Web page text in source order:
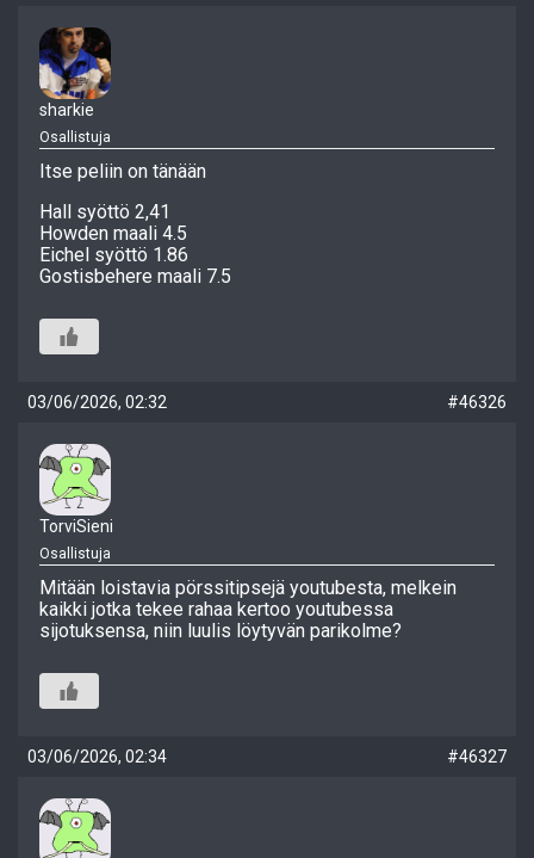
sharkie
Osallistuja
Itse peliin on tänään
Hall syöttö 2,41
Howden maali 4.5
Eichel syöttö 1.86
Gostisbehere maali 7.5
03/06/2026, 02:32 #46326
TorviSieni
Osallistuja
Mitään loistavia pörssitipsejä youtubesta, melkein
kaikki jotka tekee rahaa kertoo youtubessa
sijotuksensa, niin luulis löytyvän parikolme?
03/06/2026, 02:34 #46327